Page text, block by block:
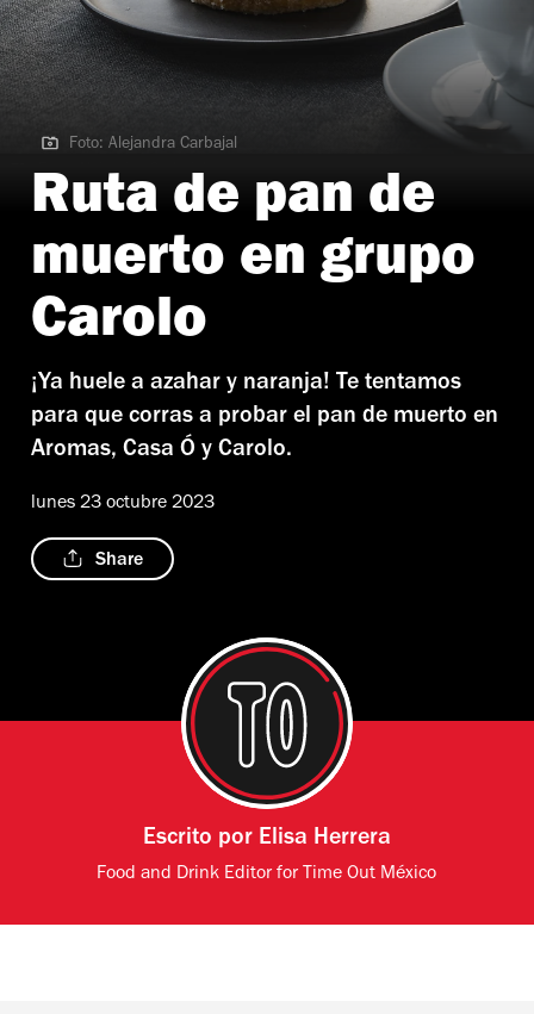
Foto: Alejandra Carbajal
Foto: Alejandra Carbajal
Ruta de pan de
muerto en grupo
Carolo
¡Ya huele a azahar y naranja! Te tentamos
para que corras a probar el pan de muerto en
Aromas, Casa Ó y Carolo.
lunes 23 octubre 2023
Share
Escrito por Elisa Herrera
Food and Drink Editor for Time Out México